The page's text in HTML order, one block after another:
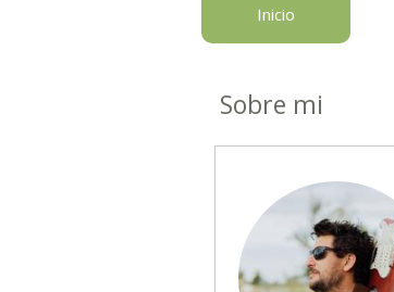
Inicio
Sobre mi